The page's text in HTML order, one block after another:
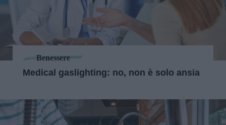
Benessere
Medical gaslighting: no, non è solo ansia